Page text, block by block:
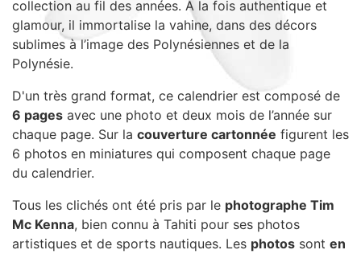
Sacs, Bijoux et Accessoires (33)
Textile (27)
Loisirs (19)
Nos Box (12)
Promotions
Nouveautés
Informations
Nous contacter
collection au fil des années. A la fois authentique et
glamour, il immortalise la vahine, dans des décors
sublimes à l’image des Polynésiennes et de la
Polynésie.
D'un très grand format, ce calendrier est composé de
6 pages avec une photo et deux mois de l’année sur
chaque page. Sur la couverture cartonnée figurent les
6 photos en miniatures qui composent chaque page
du calendrier.
Tous les clichés ont été pris par le photographe Tim
Mc Kenna, bien connu à Tahiti pour ses photos
artistiques et de sports nautiques. Les photos sont en